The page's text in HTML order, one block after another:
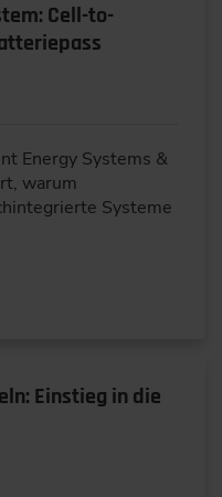
Cell-to-
Energy Systems &
warum
Systeme
Einstieg in die